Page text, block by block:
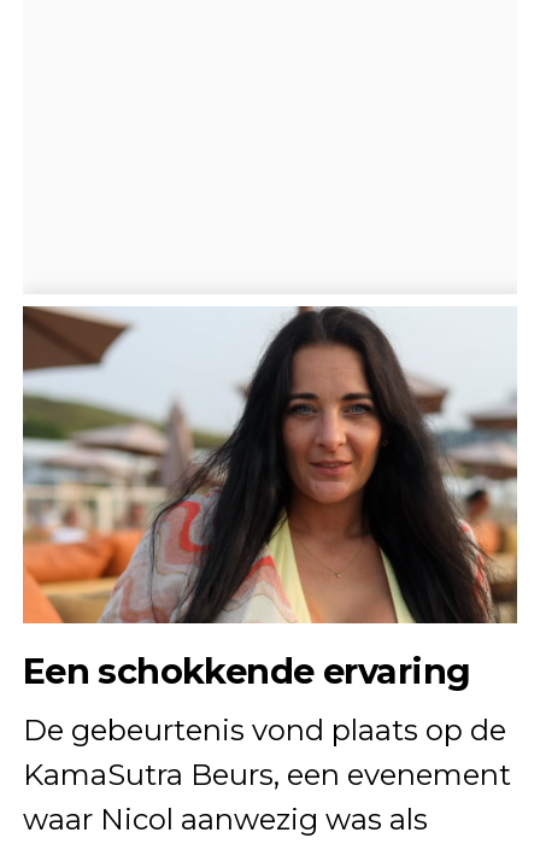
Een schokkende ervaring
De gebeurtenis vond plaats op de
KamaSutra Beurs, een evenement
waar Nicol aanwezig was als